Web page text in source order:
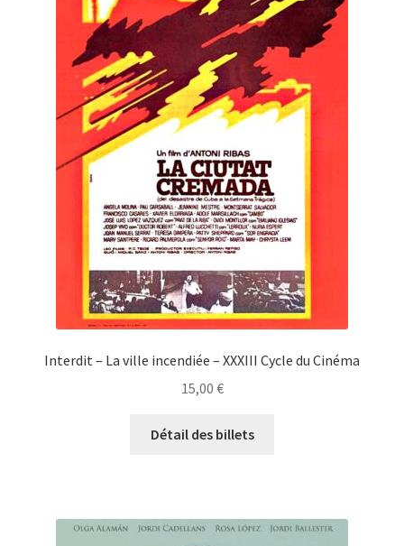
Interdit – La ville incendiée – XXXIII Cycle du Cinéma
15,00 €
Détail des billets